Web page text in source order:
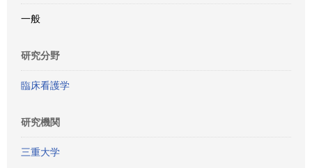
一般
研究分野
臨床看護学
研究機関
三重大学